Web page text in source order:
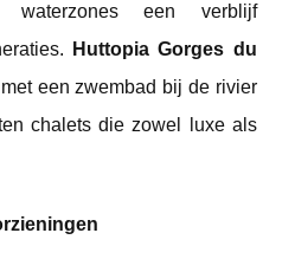
waterzones een verblijf
Huttopia Gorges du
een zwembad bij de rivier
chalets die zowel luxe als